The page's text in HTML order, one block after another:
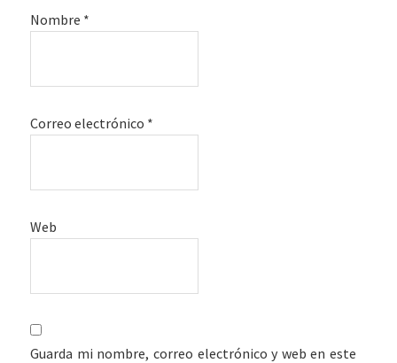
Nombre *
Correo electrónico *
Web
Guarda mi nombre, correo electrónico y web en este